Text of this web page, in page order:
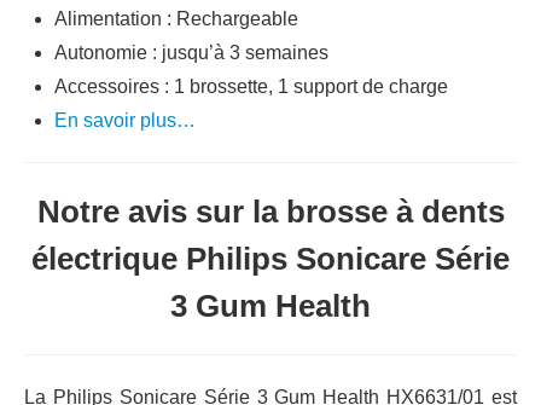
Alimentation : Rechargeable
Autonomie : jusqu’à 3 semaines
Accessoires : 1 brossette, 1 support de charge
En savoir plus…
Notre avis sur la brosse à dents
électrique Philips Sonicare Série
3 Gum Health
La Philips Sonicare Série 3 Gum Health HX6631/01 est